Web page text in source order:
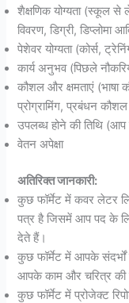
शैक्षणिक योग्यता (स्कूल से
विवरण, डिग्री, डिप्लोमा
पेशेवर योग्यता (कोर्स,
कार्य अनुभव (पिछले
कौशल और क्षमताएं
प्रोग्रामिंग, प्रबंधन
उपलब्ध होने की तिथि
वेतन अपेक्षा
अतिरिक्त जानकारी:
कुछ फॉर्मेट में कवर लेटर
पत्र है जिसमें आप पद के
देते हैं।
कुछ फॉर्मेट में आपके संदर्भों
आपके काम और चरित्र की
कुछ फॉर्मेट में प्रोजेक्ट